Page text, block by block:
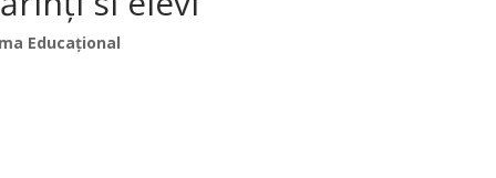
Educațional